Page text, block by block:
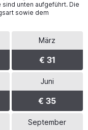
unten aufgeführt. Die
sowie dem
März
€ 31
Juni
€ 35
September